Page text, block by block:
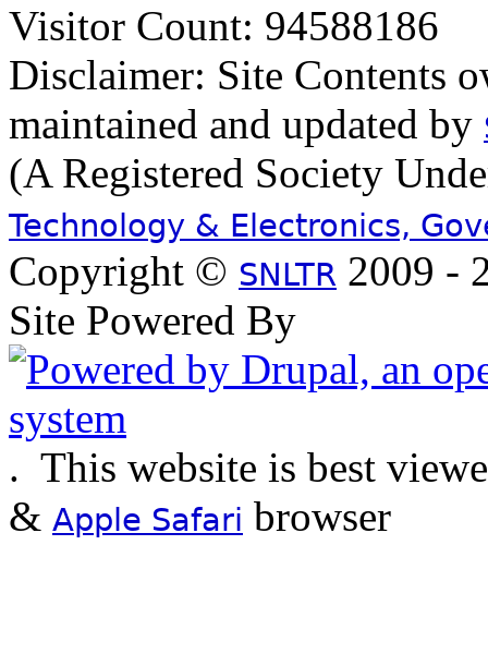
Visitor Count: 94588186
Disclaimer: Site Contents
maintained and updated by
(A Registered Society
Technology & Electronics,
Copyright © SNLTR 2009 -
Site Powered By
. This website is best
& Apple Safari browser